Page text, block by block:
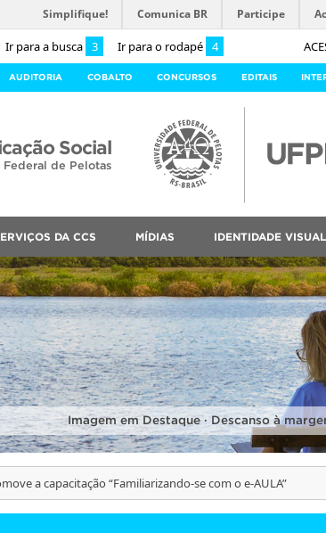
Ir para a busca 3 Ir para o rodapé 4
Simplifique! Comunica BR Participe
AUDITORIA COBALTO CONCURSOS EDITAIS
Social
de Pelotas
DA CCS MÍDIAS IDENTIDADE
Imagem em Destaque · Descanso à
a capacitação “Familiarizando-se com o e-AULA”